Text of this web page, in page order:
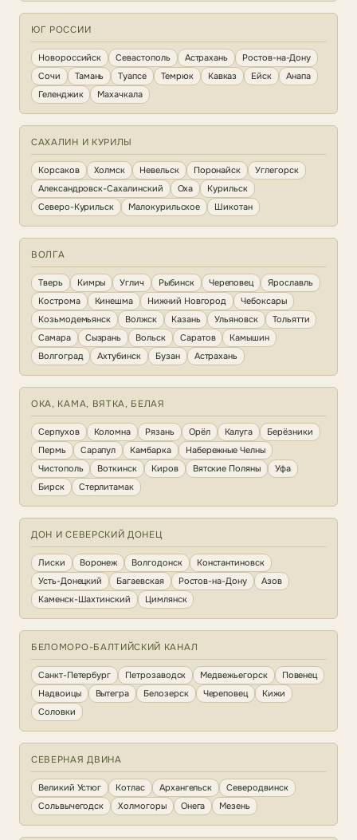
ЮГ РОССИИ
Новороссийск Севастополь Астрахань
Ростов-на-Дону
Сочи
Тамань Туапсе Темрюк Кавказ Ейск
Анапа
Геленджик
Махачкала
САХАЛИН И КУРИЛЫ
Корсаков Холмск Невельск Поронайск
Углегорск
Александровск-Сахалинский
Оха
Курильск
Северо-Курильск
Малокурильское Шикотан
ВОЛГА
Тверь Кимры Углич Рыбинск Череповец
Ярославль
Кострома
Кинешма Нижний Новгород
Чебоксары
Козьмодемьянск
Волжск Казань Ульяновск
Тольятти
Самара
Сызрань Вольск Саратов
Камышин
Волгоград
Ахтубинск Бузан Астрахань
ОКА, КАМА, ВЯТКА, БЕЛАЯ
Серпухов Коломна Рязань Орёл Калуга
Берёзники
Пермь
Сарапул Камбарка
Набережные Челны
Чистополь
Воткинск Киров Вятские Поляны
Уфа
Бирск
Стерлитамак
ДОН И СЕВЕРСКИЙ ДОНЕЦ
Лиски Воронеж Волгодонск
Константиновск
Усть-Донецкий
Багаевская Ростов-на-Дону
Азов
Каменск-Шахтинский
Цимлянск
БЕЛОМОРО-БАЛТИЙСКИЙ КАНАЛ
Санкт-Петербург Петрозаводск Медвежьегорск
Повенец
Надвоицы
Вытегра Белозерск Череповец
Кижи
Соловки
СЕВЕРНАЯ ДВИНА
Великий Устюг Котлас Архангельск
Северодвинск
Сольвычегодск
Холмогоры Онега Мезень